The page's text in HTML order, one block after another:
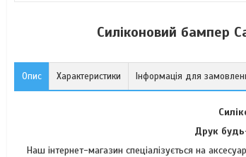
Силіконовий бампер
Опис Характеристики Інформація для
Друк
Наш інтернет-магазин спеціалізується на